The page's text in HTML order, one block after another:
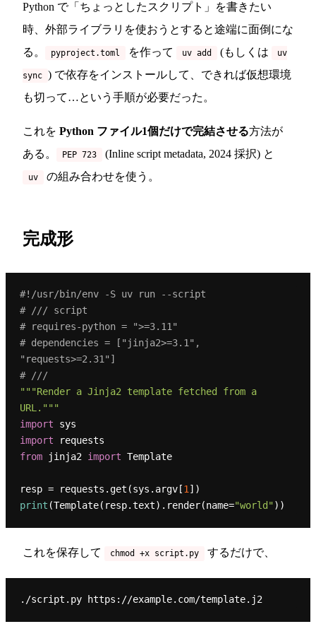
Python で「ちょっとしたスクリプト」を書きたい
時、外部ライブラリを使おうとすると途端に面倒にな
る。
pyproject.toml を作って uv add (もしくは uv
sync ) で依存をインストールして、できれば仮想環境
も切って…という手順が必要だった。
これを Python ファイル1個だけで完結させる方法が
ある。
PEP 723 (Inline script metadata, 2024 採択) と
uv の組み合わせを使う。
完成形
#!/usr/bin/env -S uv run --script
# /// script
# requires-python = ">=3.11"
# dependencies = ["jinja2>=3.1",
"requests>=2.31"]
# ///
"""Render a Jinja2 template fetched from a
URL."""
import
import
from jinja2 import Template
resp = requests.get(sys.argv[1
print (Template(resp.text).render(name="world"
これを保存して chmod +x script.py するだけで、
./script.py https://example.com/template.j2